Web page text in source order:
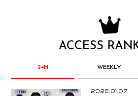
ACCESS
24H WEEKLY
2026.01.07